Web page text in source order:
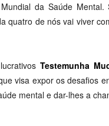
da Saúde Mental.
quatro de nós vai viver
Testemunha
visa expor os desafios
mental e dar-lhes a